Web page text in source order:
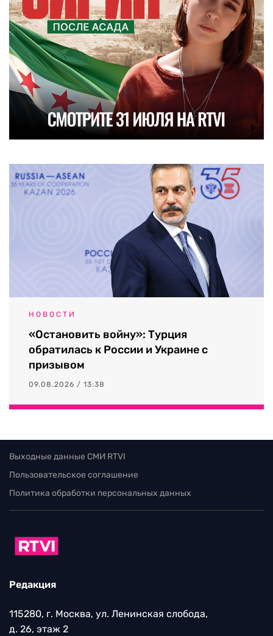
НОВОСТИ
«Остановить войну»: Турция
обратилась к России и Украине с
призывом
09.08.2026 / 13:38
Выходные данные СМИ RTVI
Пользовательское соглашение
Политика обработки персональных данных
Редакция
115280, г. Москва, ул. Ленинская слобода,
д. 26, этаж 2